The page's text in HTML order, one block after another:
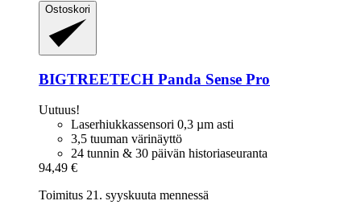
Ostoskori
BIGTREETECH Panda Sense Pro
Uutuus!
Laserhiukkassensori 0,3 µm asti
3,5 tuuman värinäyttö
24 tunnin & 30 päivän historiaseuranta
94,49 €
Toimitus 21. syyskuuta mennessä